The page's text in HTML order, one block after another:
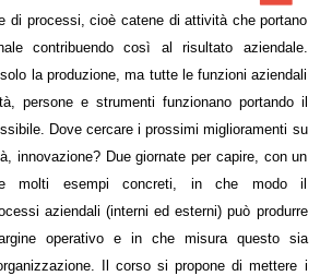
di processi, cioè catene di attività che portano
contribuendo così al risultato aziendale.
la produzione, ma tutte le funzioni aziendali
persone e strumenti funzionano portando il
Dove cercare i prossimi miglioramenti su
innovazione? Due giornate per capire, con un
e molti esempi concreti, in che modo il
aziendali (interni ed esterni) può produrre
operativo e in che misura questo sia
Il corso si propone di mettere i